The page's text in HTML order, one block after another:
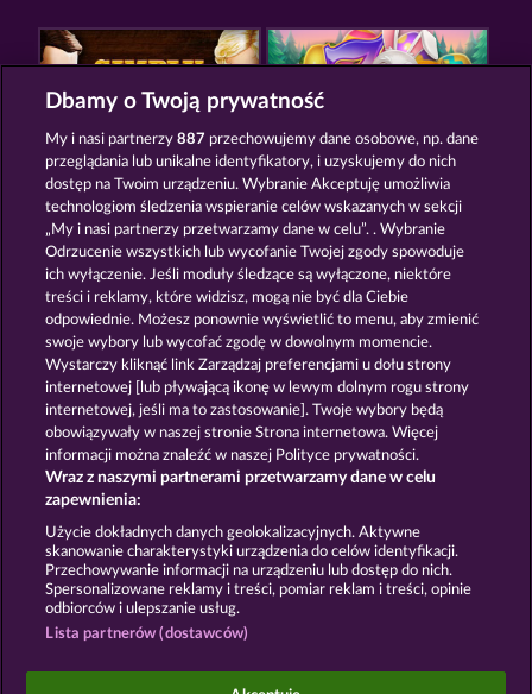
SIMPLY THE BEST
PIGGY KINGS SUPER DUPER MOORHUHN
Zasady i warunki Polityka prywatności
Nota prawna Firma FAQ Facebook
Prześlij wniosek o wypłatę
Gry społecznościowe mają przeznaczenie czysto
Dbamy o Twoją prywatność
My i nasi partnerzy887 przechowujemy dane osobowe, np. dane
przeglądania lub unikalne identyfikatory, i uzyskujemy do nich
dostęp na Twoim urządzeniu. Wybranie Akceptuję umożliwia
technologiom śledzenia wspieranie celów wskazanych w sekcji
„My i nasi partnerzy przetwarzamy dane w celu”. . Wybranie
Odrzucenie wszystkich lub wycofanie Twojej zgody spowoduje
ich wyłączenie. Jeśli moduły śledzące są wyłączone, niektóre
treści i reklamy, które widzisz, mogą nie być dla Ciebie
odpowiednie. Możesz ponownie wyświetlić to menu, aby zmienić
swoje wybory lub wycofać zgodę w dowolnym momencie.
Wystarczy kliknąć link Zarządzaj preferencjami u dołu strony
internetowej [lub pływającą ikonę w lewym dolnym rogu strony
internetowej, jeśli ma to zastosowanie]. Twoje wybory będą
obowiązywały w naszej stronie Strona internetowa. Więcej
informacji można znaleźć w naszej Polityce prywatności.
Wraz z naszymi partnerami przetwarzamy dane w celu
zapewnienia:
Użycie dokładnych danych geolokalizacyjnych. Aktywne
skanowanie charakterystyki urządzenia do celów identyfikacji.
Przechowywanie informacji na urządzeniu lub dostęp do nich.
Spersonalizowane reklamy i treści, pomiar reklam i treści, opinie
odbiorców i ulepszanie usług.
Lista partnerów (dostawców)